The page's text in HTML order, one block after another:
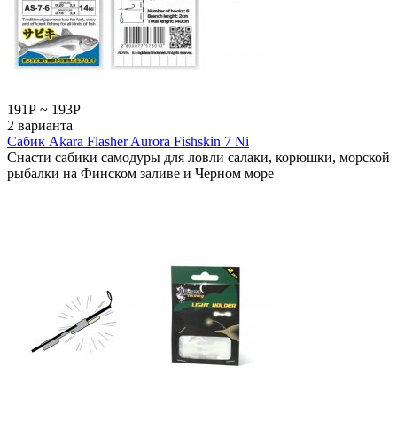
191Р ~ 193Р
2 варианта
Сабик Akara Flasher Aurora Fishskin 7 Ni
Снасти сабики самодуры для ловли салаки, корюшки, морской
рыбалки на Финском заливе и Черном море